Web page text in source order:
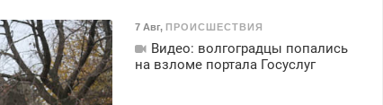
7 Авг, ПРОИСШЕСТВИЯ
Видео: волгоградцы попались
на взломе портала Госуслуг